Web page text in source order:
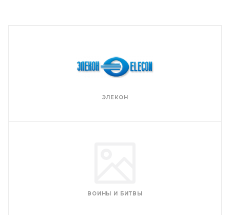
ЭЛЕКОН
ВОИНЫ И БИТВЫ